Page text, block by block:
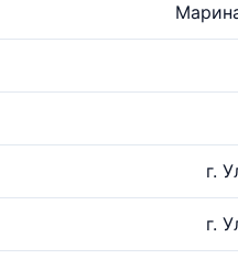
г.
г.